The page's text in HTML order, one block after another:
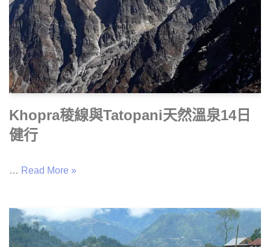
Khopra稜線與Tatopani天然溫泉14日
健行
… Read More »